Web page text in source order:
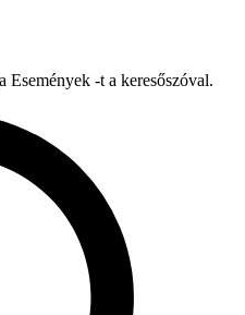
Események -t a keresőszóval.